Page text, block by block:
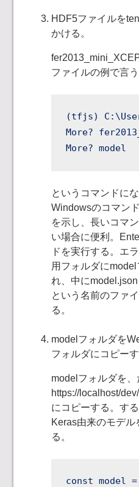
HDF5ファイルを
かける。
ファイルの例で言う
(tfjs)
More?
More? model
というコマンドに
Windowsのコマン
を示し、長いコマ
い場合に便利。
ドを実行する。エ
用フォルダに
れ、中に
という名前のファ
る。
modelフォルダを
フォルダにコピーす
modelフォルダを
https://localhost/
にコピーする。す
Keras由来のモデル
る。
const model